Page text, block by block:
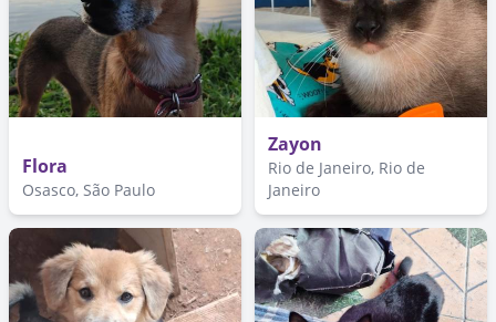
Flora
Osasco, São Paulo
Zayon
Rio de Janeiro, Rio de
Janeiro